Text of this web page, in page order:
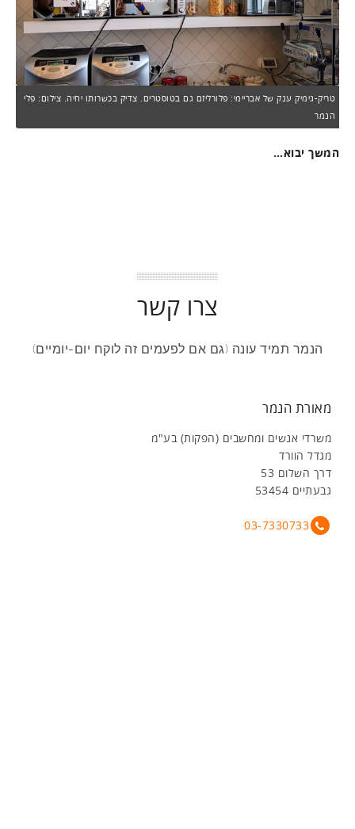
טריק-גימיק ענק של אבריימי: פלורליזם גם בטוסטרים. צדיק בכשרותו יחיה. צילום: פלי
הנמר
המשך יבוא…
צרו קשר
הנמר תמיד עונה (גם אם לפעמים זה לוקח יום-יומיים)
מאורת הנמר
משרדי אנשים ומחשבים (הפקות) בע"מ
מגדל הוורד
דרך השלום 53
גבעתיים 53454
03-7330733